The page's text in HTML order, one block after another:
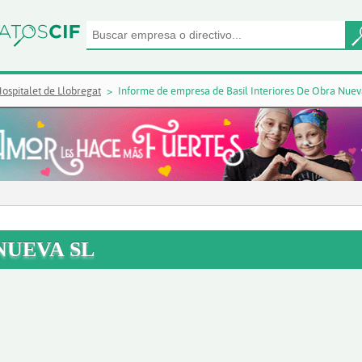
de Llobregat Informe de empresa de Basil Interiores De Obra
SL